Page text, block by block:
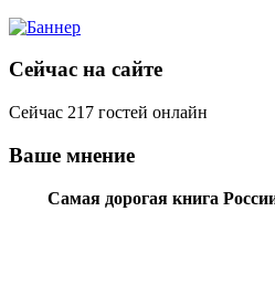
Сейчас на сайте
Сейчас 217 гостей онлайн
Ваше мнение
Самая дорогая книга